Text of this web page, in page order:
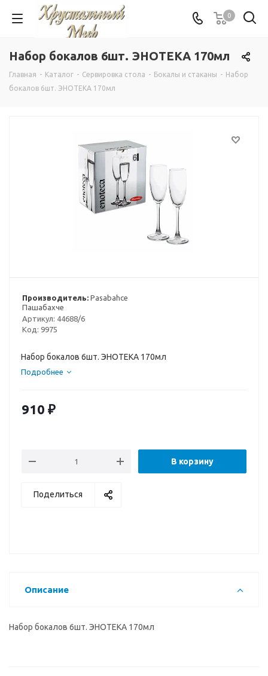
0
Набор бокалов 6шт. ЭНОТЕКА 170мл
Главная - Каталог - Сервировка стола - Бокалы и стаканы - Набор
бокалов 6шт. ЭНОТЕКА 170мл
Производитель: Pasabahce
Пашабахче
Артикул: 44688/6
Код: 9975
Набор бокалов 6шт. ЭНОТЕКА 170мл
Подробнее
910 ₽
В корзину
Поделиться
Описание
Набор бокалов 6шт. ЭНОТЕКА 170мл